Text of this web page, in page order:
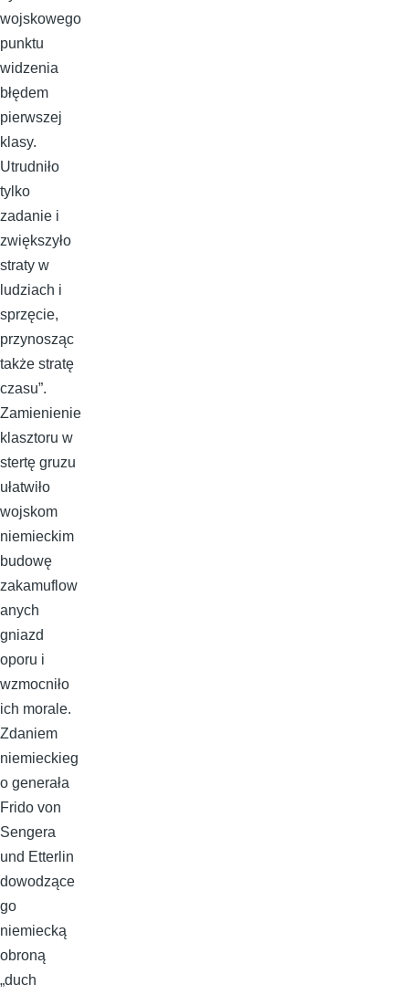
wojskowego
punktu
widzenia
błędem
pierwszej
klasy.
Utrudniło
tylko
zadanie i
zwiększyło
straty w
ludziach i
sprzęcie,
przynosząc
także stratę
czasu”.
Zamienienie
klasztoru w
stertę gruzu
ułatwiło
wojskom
niemieckim
budowę
zakamuflow
anych
gniazd
oporu i
wzmocniło
ich morale.
Zdaniem
niemieckieg
o generała
Frido von
Sengera
und Etterlin
dowodzące
go
niemiecką
obroną
„duch